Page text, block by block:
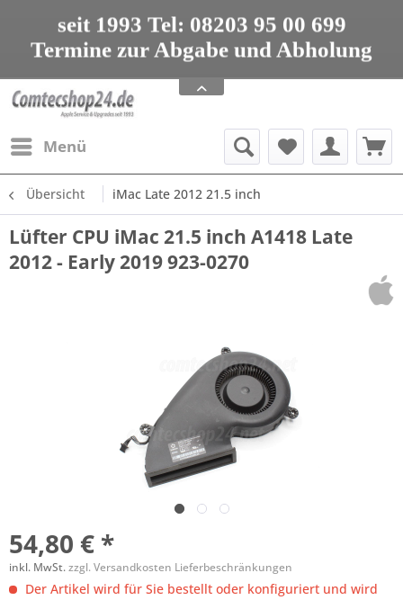
seit 1993 Tel: 08203 95 00 699
Termine zur Abgabe und Abholung
nur nach Vereinbarung
Apple Service, Upgrades und Zubehör
seit 1993 Tel: 08203 95 00 699
Menü
Übersicht iMac Late 2012 21.5 inch
Lüfter CPU iMac 21.5 inch A1418 Late
2012 - Early 2019 923-0270
54,80 € *
inkl. MwSt.zzgl. Versandkosten Lieferbeschränkungen
Der Artikel wird für Sie bestellt oder konfiguriert und wird